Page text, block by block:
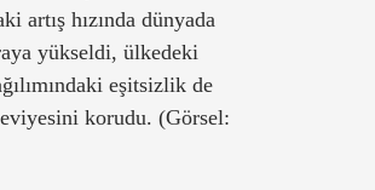
artış hızında dünyada
yükseldi, ülkedeki
eşitsizlik de
korudu. (Görsel: